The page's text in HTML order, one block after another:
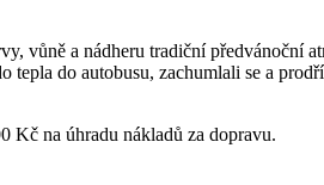
vůně a nádheru tradiční předvánoční
do autobusu, zachumlali se a
Kč na úhradu nákladů za dopravu.